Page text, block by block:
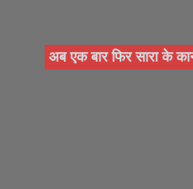
अब एक बार फिर सारा के